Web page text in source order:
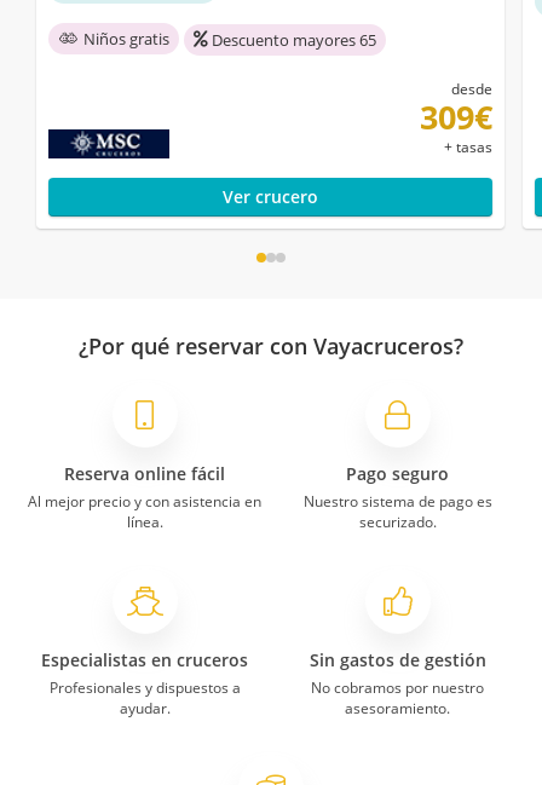
Niños gratis Descuento mayores 65
desde
309€
+ tasas
Ver crucero
¿Por qué reservar con Vayacruceros?
Reserva online fácil
Al mejor precio y con asistencia en
línea.
Pago seguro
Nuestro sistema de pago es
securizado.
Especialistas en cruceros
Profesionales y dispuestos a
ayudar.
Sin gastos de gestión
No cobramos por nuestro
asesoramiento.